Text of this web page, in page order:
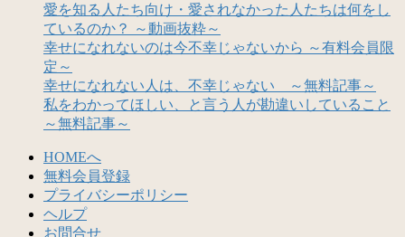
愛を知る人たち向け・愛されなかった人たちは何をし
ているのか？ ～動画抜粋～
幸せになれないのは今不幸じゃないから ～有料会員限
定～
幸せになれない人は、不幸じゃない ～無料記事～
私をわかってほしい、と言う人が勘違いしていること
～無料記事～
HOMEへ
無料会員登録
プライバシーポリシー
ヘルプ
お問合せ